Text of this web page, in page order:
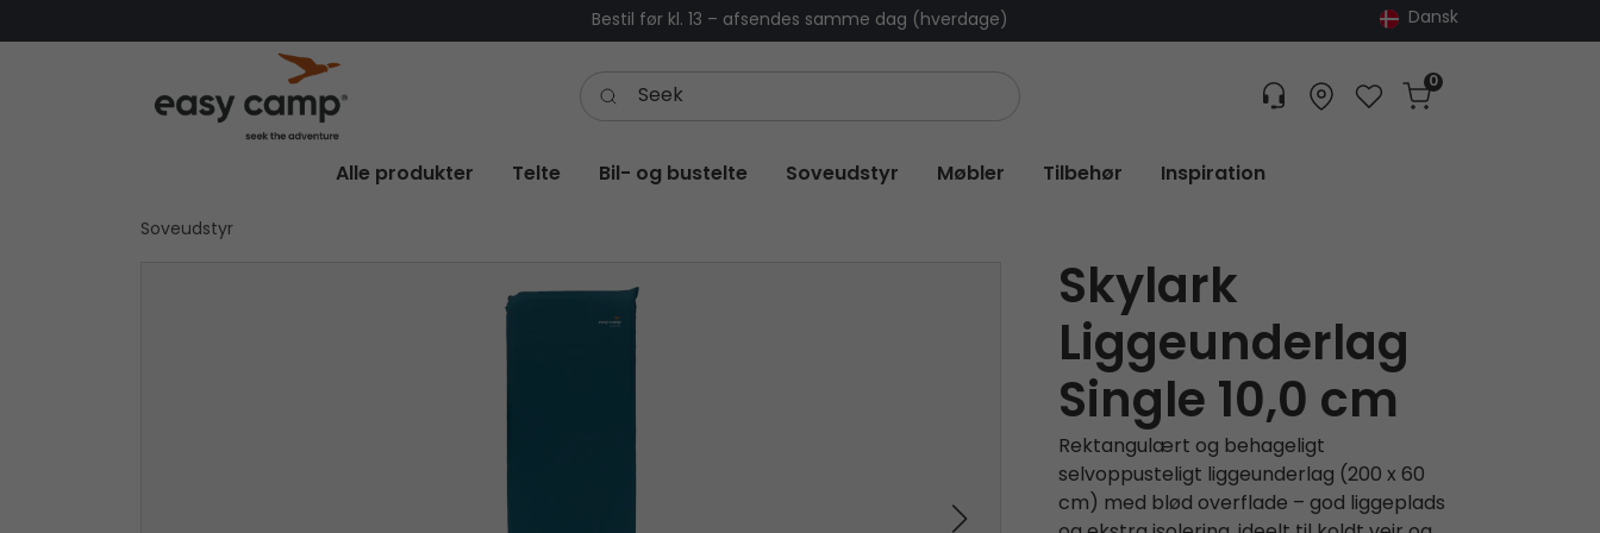
Bestil før kl. 13 – afsendes samme dag (hverdage) Dansk
Customer service
Find dealer
Favorites
Cart
0
Alle produkter Telte Bil- og bustelte Soveudstyr Møbler Tilbehør Inspiration
Soveudstyr
Skylark
Liggeunderlag
Single 10,0 cm
Rektangulært og behageligt
selvoppusteligt liggeunderlag (200 x 60
cm) med blød overflade – god liggeplads